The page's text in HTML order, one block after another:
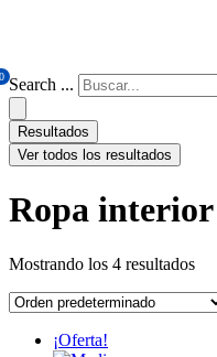
0 Search ...
Resultados
Ver todos los resultados
Ropa interior
Mostrando los 4 resultados
¡Oferta!